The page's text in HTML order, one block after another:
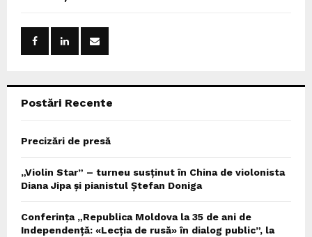
Postări Recente
Precizări de presă
„Violin Star” – turneu susținut în China de violonista
Diana Jipa și pianistul Ștefan Doniga
Conferința „Republica Moldova la 35 de ani de
Independență: «Lecția de rusă» în dialog public”, la